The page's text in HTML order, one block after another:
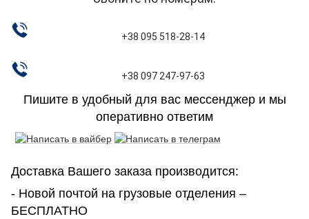
+38 095 518-28-14
+38 097 247-97-63
Пишите в удобный для вас мессенджер и мы
оперативно ответим
Доставка Вашего заказа производится:
- Новой почтой на грузовые отделения –
БЕСПЛАТНО